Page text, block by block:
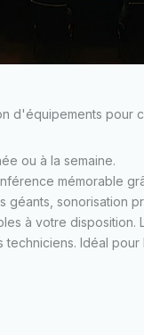
d'équipements pour
ou à la semaine.
mémorable
géants, sonorisation
à votre disposition.
techniciens. Idéal